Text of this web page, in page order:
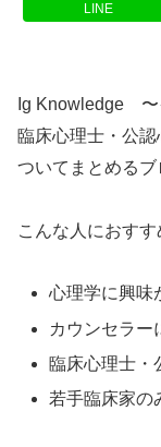
LINE
Ig Knowledge 〜
臨床心理士・公
ついてまとめるブ
こんな人におすす
心理学に興味
カウンセラー
臨床心理士・
若手臨床家の